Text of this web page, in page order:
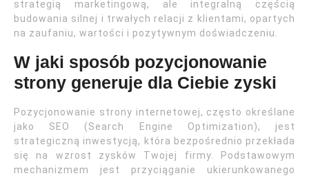
strategią marketingową, ale integralną częścią
budowania silnej i trwałych relacji z klientami, opartych
na zaufaniu, wartości i pozytywnym doświadczeniu.
W jaki sposób pozycjonowanie
strony generuje dla Ciebie zyski
Pozycjonowanie strony internetowej, często określane
jako SEO (Search Engine Optimization), jest
strategiczną inwestycją, która bezpośrednio przekłada
się na wzrost zysków Twojej firmy. Podstawowym
mechanizmem jest przyciąganie ukierunkowanego